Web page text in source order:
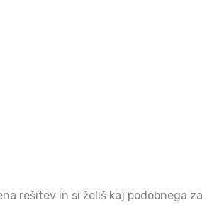
rešitev in si želiš kaj podobnega za